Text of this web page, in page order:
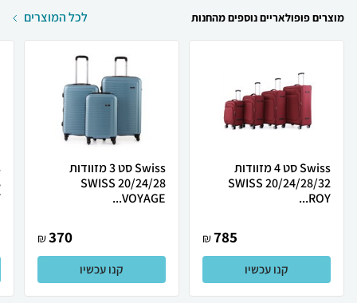
מוצרים פופולאריים נוספים מהחנות לכל המוצרים
Swiss סט 4 מזוודות
20/24/28/32 SWISS
ROY...
785
₪
קנו עכשיו
Swiss סט 3 מזוודות
20/24/28 SWISS
VOYAGE...
370
₪
קנו עכשיו